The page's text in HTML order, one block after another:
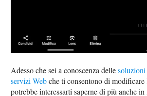
Adesso che sei a conoscenza delle
servizi Webche ti consentono di modificare
potrebbe interessarti saperne di più anche